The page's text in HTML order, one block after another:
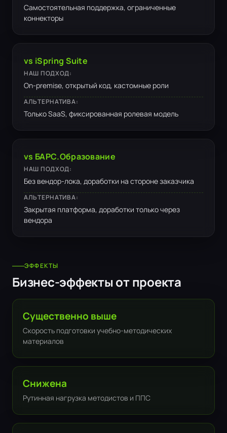
Самостоятельная поддержка, ограниченные
коннекторы
vs iSpring Suite
НАШ ПОДХОД:
On-premise, открытый код, кастомные роли
АЛЬТЕРНАТИВА:
Только SaaS, фиксированная ролевая модель
vs БАРС.Образование
НАШ ПОДХОД:
Без вендор-лока, доработки на стороне заказчика
АЛЬТЕРНАТИВА:
Закрытая платформа, доработки только через
вендора
ЭФФЕКТЫ
Бизнес-эффекты от проекта
Существенно выше
Скорость подготовки учебно-методических
материалов
Снижена
Рутинная нагрузка методистов и ППС